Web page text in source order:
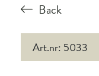
Back
Art.nr: 5033